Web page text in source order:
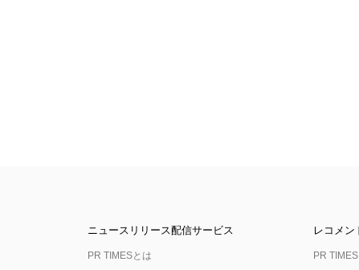
ニュースリリース配信サービス
PR TIMESとは
レコメン
PR